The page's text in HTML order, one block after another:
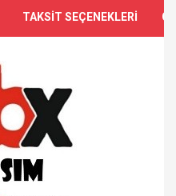
TAKSİT SEÇENEKLERİ